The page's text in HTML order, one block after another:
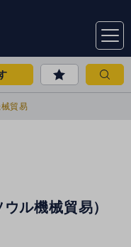
menu
貿易
ル機械貿易）